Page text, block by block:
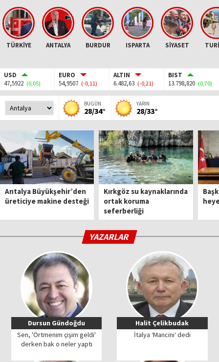
TÜRKİYE ANTALYA BURDUR ISPARTA SİYASET
USD
47,5922 (0,05)
EURO
54,9507 (-0,11)
ALTIN
6.482,63 (-0,21)
BIST
13.798,820 (0,70)
BUGÜN
28/34°
YARIN
28/33°
Antalya Büyükşehir’den
üreticiye makine desteği
Kırkgöz su kaynaklarında
ortak koruma
seferberliği
YAZARLAR
Dursun Gündoğdu
Sen, 'Örtmenim çişim geldi'
derken bak o neler yaptı
Halit Çelikbudak
İtalya ‘Mancini‘ dedi